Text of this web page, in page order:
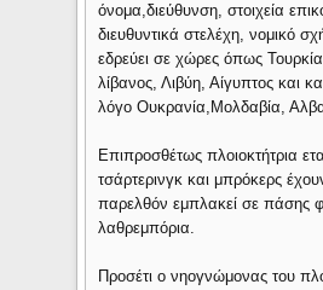
όνομα,διεύθυνση, στοιχεία
διευθυντικά στελέχη, νομικό
εδρεύει σε χώρες όπως
λίβανος, Λιβύη, Αίγυπτος και
λόγο Ουκρανία,Μολδαβία,
Επιπροσθέτως πλοιοκτήτρια
τσάρτερινγκ και μπρόκερς
παρελθόν εμπλακεί σε πάσης
λαθρεμπόρια.
Προσέτι ο νηογνώμονας του